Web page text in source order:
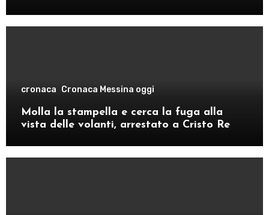
cronaca Cronaca Messina oggi
Molla la stampella e cerca la fuga alla
vista delle volanti, arrestato a Cristo Re